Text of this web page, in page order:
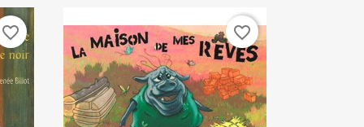
favorite_border favorite_border